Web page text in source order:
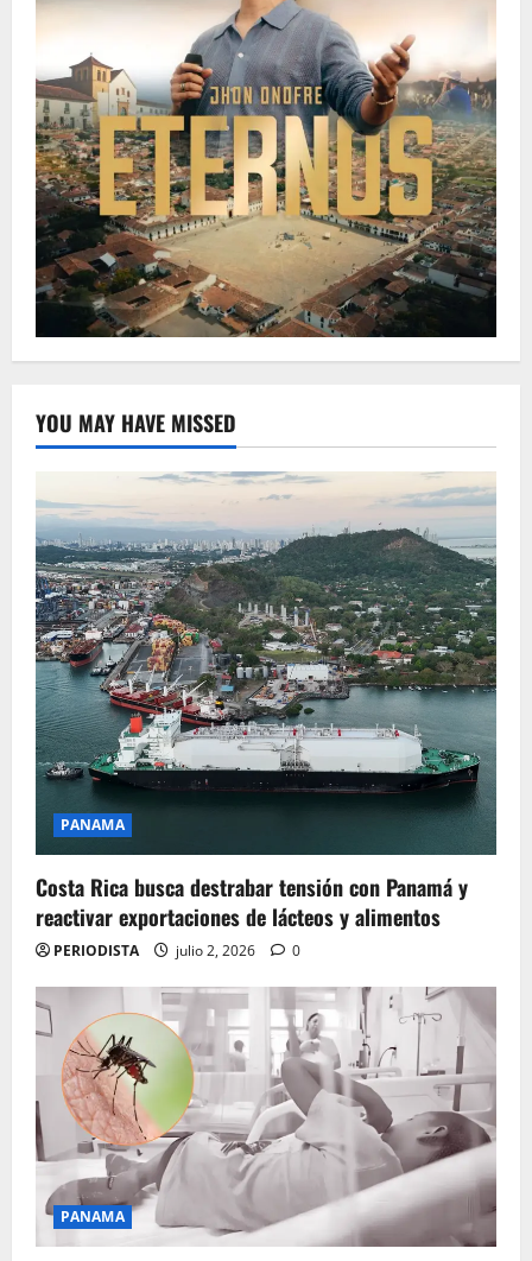
YOU MAY HAVE MISSED
PANAMA
Costa Rica busca destrabar tensión con Panamá y
reactivar exportaciones de lácteos y alimentos
PERIODISTA julio 2, 2026 0
PANAMA